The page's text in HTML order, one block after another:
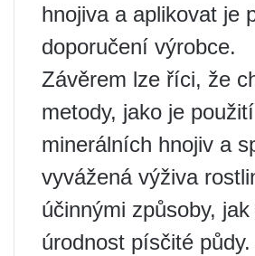
hnojiva a aplikovat je
doporučení výrobce.
Závěrem lze říci, že
metody, jako je použití
minerálních hnojiv a
vyvážená výživa
účinnými způsoby,
úrodnost písčité